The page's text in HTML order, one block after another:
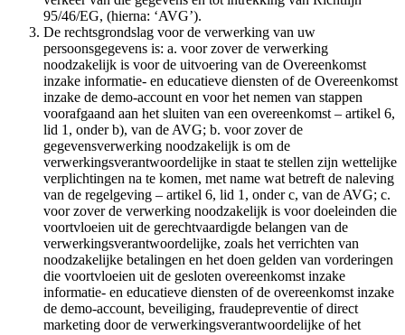
95/46/EG, (hierna: ‘AVG’).
De rechtsgrondslag voor de verwerking van uw
persoonsgegevens is: a. voor zover de verwerking
noodzakelijk is voor de uitvoering van de Overeenkomst
inzake informatie- en educatieve diensten of de Overeenkomst
inzake de demo-account en voor het nemen van stappen
voorafgaand aan het sluiten van een overeenkomst – artikel 6,
lid 1, onder b), van de AVG; b. voor zover de
gegevensverwerking noodzakelijk is om de
verwerkingsverantwoordelijke in staat te stellen zijn wettelijke
verplichtingen na te komen, met name wat betreft de naleving
van de regelgeving – artikel 6, lid 1, onder c, van de AVG; c.
voor zover de verwerking noodzakelijk is voor doeleinden die
voortvloeien uit de gerechtvaardigde belangen van de
verwerkingsverantwoordelijke, zoals het verrichten van
noodzakelijke betalingen en het doen gelden van vorderingen
die voortvloeien uit de gesloten overeenkomst inzake
informatie- en educatieve diensten of de overeenkomst inzake
de demo-account, beveiliging, fraudepreventie of direct
marketing door de verwerkingsverantwoordelijke of het